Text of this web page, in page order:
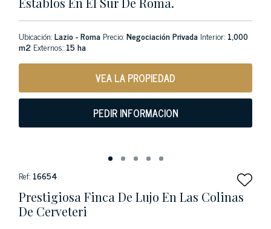
Ubicación:Lazio - Roma Precio:Negociación Privada Interior: 1,000
m2 Externos: 15 ha
VEA LA PROPIEDAD
PEDIR INFORMACION
Ref: 16654
Prestigiosa Finca De Lujo En Las Colinas
De Cerveteri